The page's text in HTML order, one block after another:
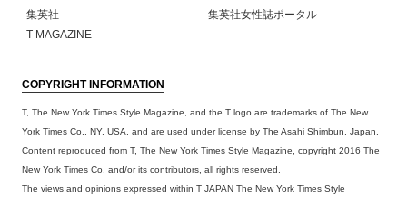
集英社
集英社女性誌ポータル
T MAGAZINE
COPYRIGHT INFORMATION
T, The New York Times Style Magazine, and the T logo are trademarks of The New
York Times Co., NY, USA, and are used under license by The Asahi Shimbun, Japan.
Content reproduced from T, The New York Times Style Magazine, copyright 2016 The
New York Times Co. and/or its contributors, all rights reserved.
The views and opinions expressed within T JAPAN The New York Times Style